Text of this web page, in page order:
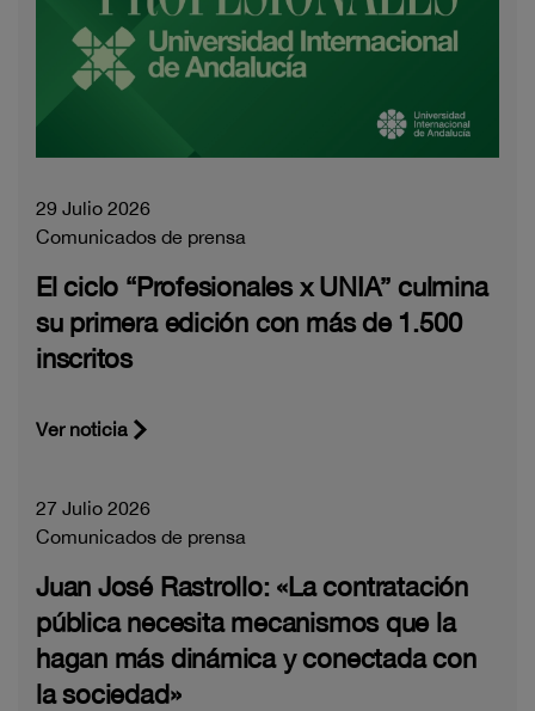
29 Julio 2026
Comunicados de prensa
El ciclo “Profesionales x UNIA” culmina
su primera edición con más de 1.500
inscritos
Ver noticia
27 Julio 2026
Comunicados de prensa
Juan José Rastrollo: «La contratación
pública necesita mecanismos que la
hagan más dinámica y conectada con
la sociedad»